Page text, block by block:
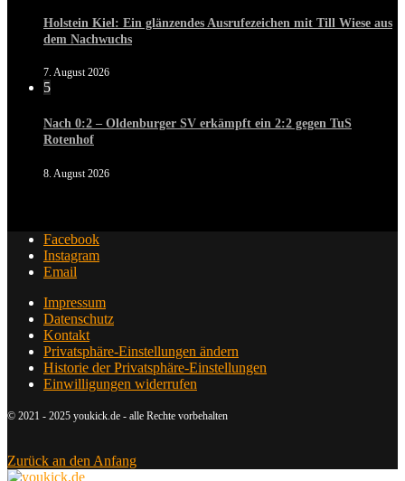
Holstein Kiel: Ein glänzendes Ausrufezeichen mit Till Wiese aus
dem Nachwuchs
7. August 2026
5
Nach 0:2 – Oldenburger SV erkämpft ein 2:2 gegen TuS
Rotenhof
8. August 2026
Facebook
Instagram
Email
Impressum
Datenschutz
Kontakt
Privatsphäre-Einstellungen ändern
Historie der Privatsphäre-Einstellungen
Einwilligungen widerrufen
© 2021 - 2025 youkick.de - alle Rechte vorbehalten
Zurück an den Anfang